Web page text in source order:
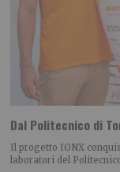
Dal Politecnico di
Il progetto IONX
laboratori del